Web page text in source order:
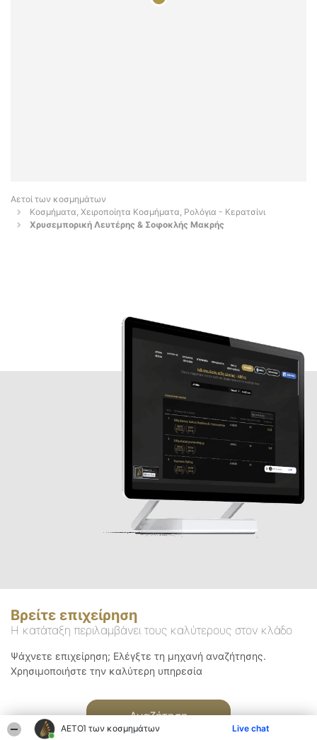
ΑΕΤΟΊ των κοσμημάτων Live chat
Αετοί των κοσμημάτων
Κοσμήματα, Χειροποίητα Κοσμήματα, Ρολόγια - Κερατσίνι
Χρυσεμπορική Λευτέρης & Σοφοκλής Μακρής
Βρείτε επιχείρηση
Η κατάταξη περιλαμβάνει τους καλύτερους στον κλάδο
Ψάχνετε επιχείρηση; Ελέγξτε τη μηχανή αναζήτησης.
Χρησιμοποιήστε την καλύτερη υπηρεσία
Αναζήτηση